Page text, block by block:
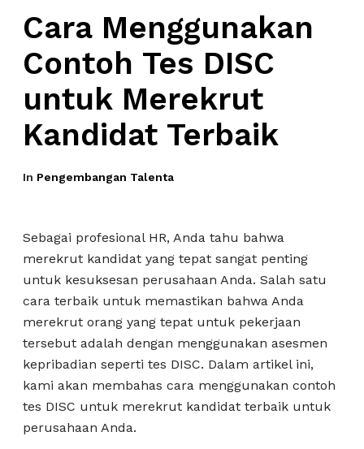
Cara Menggunakan
Contoh Tes DISC
untuk Merekrut
Kandidat Terbaik
In Pengembangan Talenta
Sebagai profesional HR, Anda tahu bahwa
merekrut kandidat yang tepat sangat penting
untuk kesuksesan perusahaan Anda. Salah satu
cara terbaik untuk memastikan bahwa Anda
merekrut orang yang tepat untuk pekerjaan
tersebut adalah dengan menggunakan asesmen
kepribadian seperti tes DISC. Dalam artikel ini,
kami akan membahas cara menggunakan contoh
tes DISC untuk merekrut kandidat terbaik untuk
perusahaan Anda.